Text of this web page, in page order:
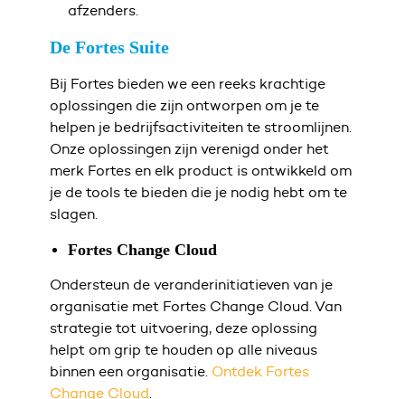
afzenders.
De Fortes Suite
Bij Fortes bieden we een reeks krachtige
oplossingen die zijn ontworpen om je te
helpen je bedrijfsactiviteiten te stroomlijnen.
Onze oplossingen zijn verenigd onder het
merk Fortes en elk product is ontwikkeld om
je de tools te bieden die je nodig hebt om te
slagen.
Fortes Change Cloud
Ondersteun de veranderinitiatieven van je
organisatie met Fortes Change Cloud. Van
strategie tot uitvoering, deze oplossing
helpt om grip te houden op alle niveaus
binnen een organisatie. Ontdek Fortes
Change Cloud